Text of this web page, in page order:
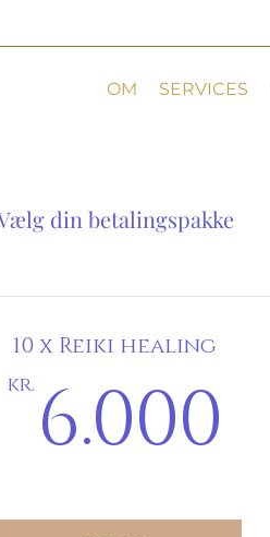
OM SERVICES
din betalingspakke
10 x Reiki healing
kr. 6.000